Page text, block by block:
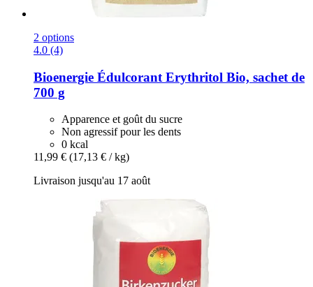
2 options
4.0 (4)
Bioenergie Édulcorant Erythritol Bio, sachet de
700 g
Apparence et goût du sucre
Non agressif pour les dents
0 kcal
11,99 € (17,13 € / kg)
Livraison jusqu'au 17 août